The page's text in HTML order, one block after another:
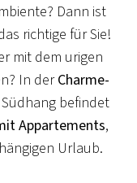
Dann ist
richtige für Sie!
mit dem urigen
In derCharme-
befindet
Appartements,
Urlaub.